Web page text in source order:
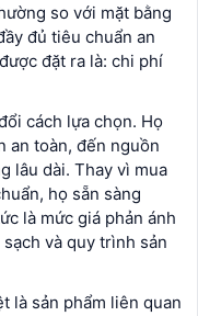
so với mặt bằng
đủ tiêu chuẩn an
đặt ra là: chi phí
cách lựa chọn. Họ
an toàn, đến nguồn
lâu dài. Thay vì mua
họ sẵn sàng
là mức giá phản ánh
và quy trình sản
là sản phẩm liên quan